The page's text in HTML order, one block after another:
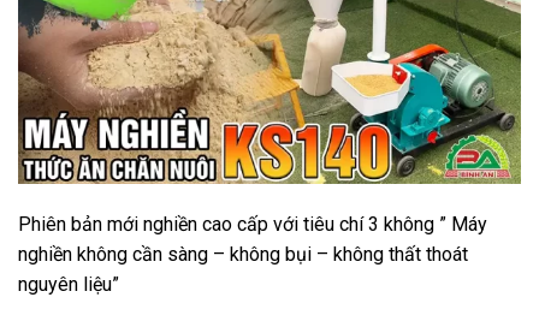
Phiên bản mới nghiền cao cấp với tiêu chí 3 không ” Máy
nghiền không cần sàng – không bụi – không thất thoát
nguyên liệu”